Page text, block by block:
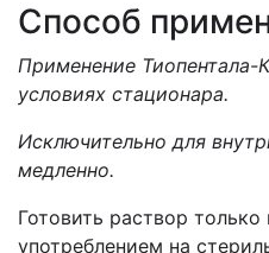
Способ
Применение
условиях стационара.
Исключительно для
медленно.
Готовить раствор
употреблением на